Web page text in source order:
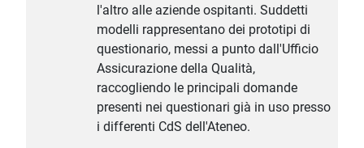
l'altro alle aziende ospitanti. Suddetti
modelli rappresentano dei prototipi di
questionario, messi a punto dall'Ufficio
Assicurazione della Qualità,
raccogliendo le principali domande
presenti nei questionari già in uso presso
i differenti CdS dell'Ateneo.